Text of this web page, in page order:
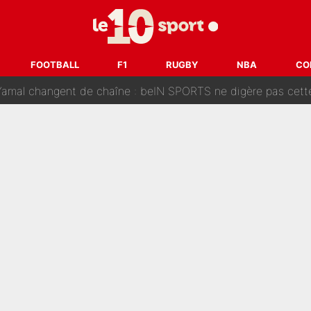
FOOTBALL F1 RUGBY NBA
les recrues espérées par Bruno Genesio et Grégory
: Ces autres joueurs du XV de France pourraient aussi quitter le Stade
changent de chaîne : beIN SPORTS ne digère pas cette décision